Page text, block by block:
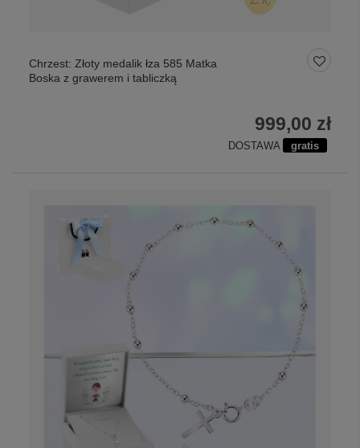
Chrzest: Złoty medalik łza 585 Matka
Boska z grawerem i tabliczką
999,00 zł
DOSTAWA gratis